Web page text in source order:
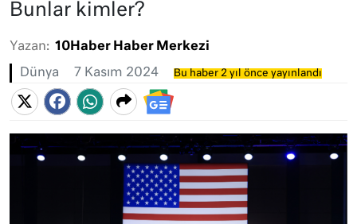
Bunlar kimler?
Yazan: 10Haber Haber Merkezi
Dünya 7 Kasım 2024 Bu haber 2 yıl önce yayınlandı